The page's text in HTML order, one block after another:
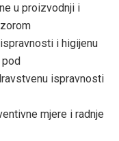
u proizvodnji i
i higijenu
pod
ispravnosti
mjere i radnje